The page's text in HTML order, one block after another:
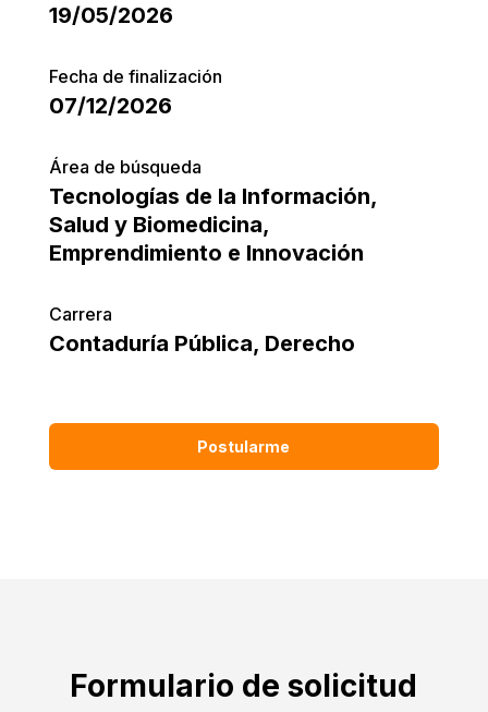
19/05/2026
Fecha de finalización
07/12/2026
Área de búsqueda
Tecnologías de la Información,
Salud y Biomedicina,
Emprendimiento e Innovación
Carrera
Contaduría Pública, Derecho
Postularme
Formulario de solicitud